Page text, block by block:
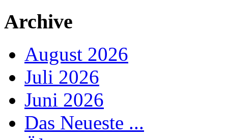
Archive
August 2026
Juli 2026
Juni 2026
Das Neueste ...